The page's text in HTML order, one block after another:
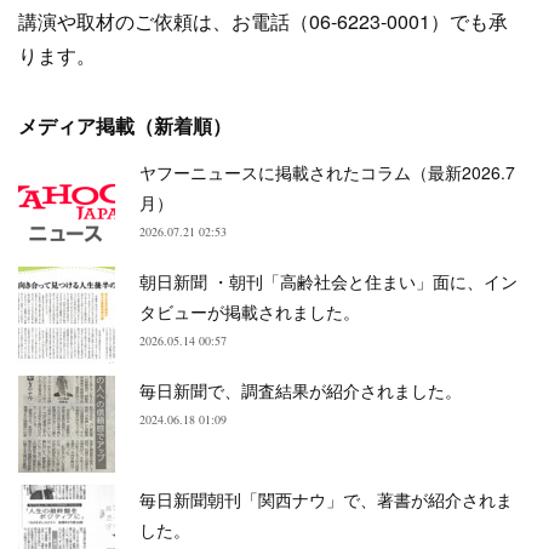
講演や取材のご依頼は、お電話（06-6223-0001）でも承
ります。
メディア掲載（新着順）
ヤフーニュースに掲載されたコラム（最新2026.7
月）
2026.07.21 02:53
朝日新聞 ・朝刊「高齢社会と住まい」面に、イン
タビューが掲載されました。
2026.05.14 00:57
毎日新聞で、調査結果が紹介されました。
2024.06.18 01:09
毎日新聞朝刊「関西ナウ」で、著書が紹介されま
した。